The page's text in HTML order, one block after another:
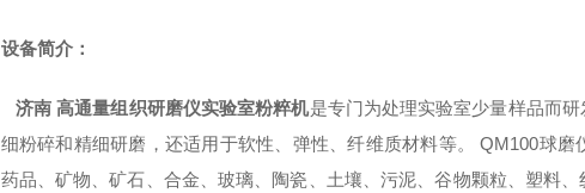
设备简介：
济南 高通量组织研磨仪实验室粉粹机是专门为处理实验室少量样品而
细粉碎和精细研磨，还适用于软性、弹性、纤维质材料等。 QM100球
药品、矿物、矿石、合金、玻璃、陶瓷、土壤、污泥、谷物颗粒、塑料